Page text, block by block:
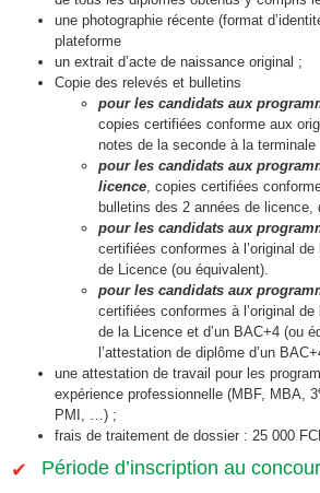
une photographie récente (format
plateforme
un extrait d’acte de naissance original ;
Copie des relevés et bulletins
pour les candidats aux
copies certifiées conforme aux
notes de la seconde à la terminale
pour les candidats aux
licence, copies certifiées
bulletins des 2 années de licence,
pour les candidats aux
certifiées conformes à l’original
de Licence (ou équivalent).
pour les candidats aux
certifiées conformes à l’original
de la Licence et d’un BAC+4 (ou
l’attestation de diplôme d’un
une attestation de travail pour les
expérience professionnelle (MBF, MBA, 3
PMI, …) ;
frais de traitement de dossier : 25 000
Période d’inscription au